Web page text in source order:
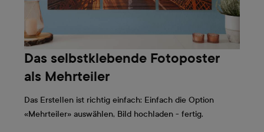
Das selbstklebende Fotoposter
als Mehrteiler
Das Erstellen ist richtig einfach: Einfach die Option
«Mehrteiler» auswählen, Bild hochladen - fertig.